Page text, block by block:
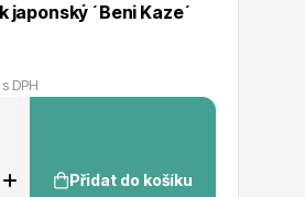
Rákosník japonský ´Beni Kaze´
s DPH
Přidat do košíku